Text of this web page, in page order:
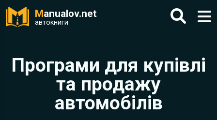
Manualov.net
автокниги
Програми для купівлі
та продажу
автомобілів